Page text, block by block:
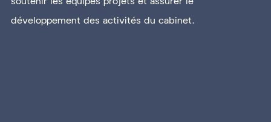
développement des activités du cabinet.